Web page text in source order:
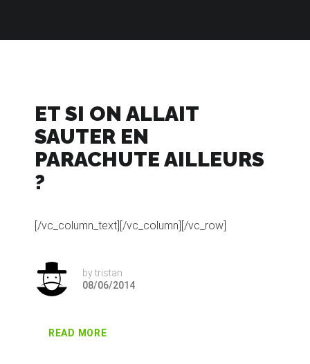
ET SI ON ALLAIT
SAUTER EN
PARACHUTE AILLEURS
?
[/vc_column_text][/vc_column][/vc_row]
bytristan
08/06/2014
READ MORE